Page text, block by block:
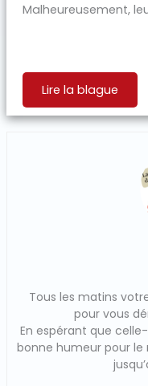
Malheureusement,
Lire la blague
Tous les matins
pour vous
En espérant que
bonne humeur pour le